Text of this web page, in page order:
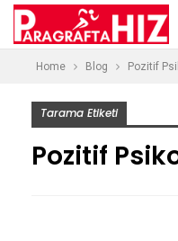
Home Blog Pozitif
Tarama Etiketi
Pozitif